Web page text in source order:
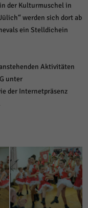
der Kulturmuschel in
werden sich dort ab
ein Stelldichein
Aktivitäten
unter
der Internetpräsenz